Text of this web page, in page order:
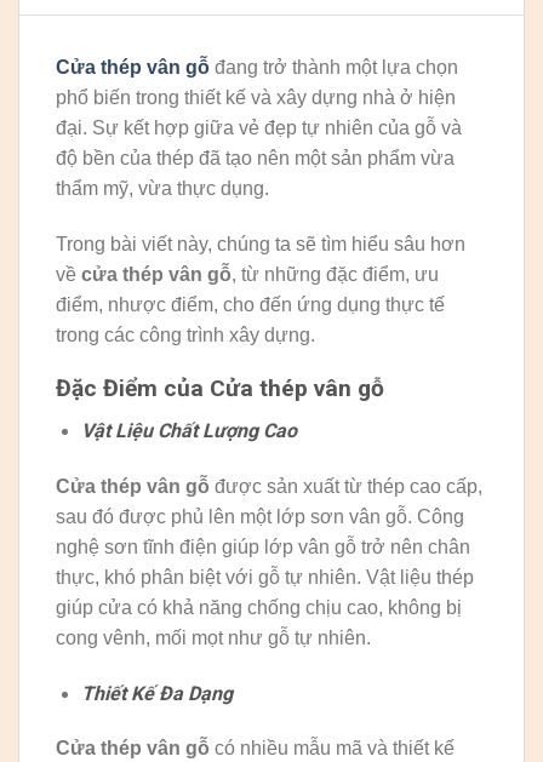
Cửa thép vân gỗ đang trở thành một lựa chọn
phổ biến trong thiết kế và xây dựng nhà ở hiện
đại. Sự kết hợp giữa vẻ đẹp tự nhiên của gỗ và
độ bền của thép đã tạo nên một sản phẩm vừa
thẩm mỹ, vừa thực dụng.
Trong bài viết này, chúng ta sẽ tìm hiểu sâu hơn
về cửa thép vân gỗ, từ những đặc điểm, ưu
điểm, nhược điểm, cho đến ứng dụng thực tế
trong các công trình xây dựng.
Đặc Điểm của Cửa thép vân gỗ
Vật Liệu Chất Lượng Cao
Cửa thép vân gỗ được sản xuất từ thép cao cấp,
sau đó được phủ lên một lớp sơn vân gỗ. Công
nghệ sơn tĩnh điện giúp lớp vân gỗ trở nên chân
thực, khó phân biệt với gỗ tự nhiên. Vật liệu thép
giúp cửa có khả năng chống chịu cao, không bị
cong vênh, mối mọt như gỗ tự nhiên.
Thiết Kế Đa Dạng
Cửa thép vân gỗ có nhiều mẫu mã và thiết kế